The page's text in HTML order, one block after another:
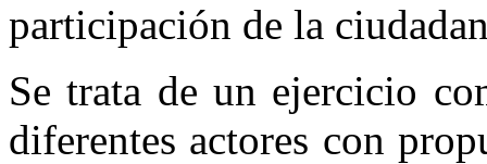
participación de la
Se trata de un ejercicio
diferentes actores con